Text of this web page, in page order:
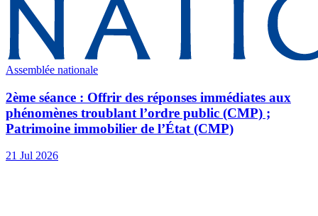
Assemblée nationale
2ème séance : Offrir des réponses immédiates aux
phénomènes troublant l’ordre public (CMP) ;
Patrimoine immobilier de l’État (CMP)
21 Jul 2026